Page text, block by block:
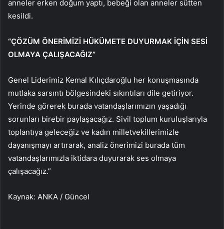
anneler erken doğum yaptı, bebeği olan anneler sütten
kesildi.
“ÇÖZÜM ÖNERİMİZİ HÜKÜMETE DUYURMAK İÇİN SESİ
OLMAYA ÇALIŞACAĞIZ”
Genel Liderimiz Kemal Kılıçdaroğlu her konuşmasında
mutlaka sarsıntı bölgesindeki sıkıntıları dile getiriyor.
Yerinde görerek burada vatandaşlarımızın yaşadığı
sorunları birebir paylaşacağız. Sivil toplum kuruluşlarıyla
toplantıya geleceğiz ve kadın milletvekillerimizle
dayanışmayı artırarak, analiz önerimizi burada tüm
vatandaşlarımızla iktidara duyurarak ses olmaya
çalışacağız.”
Kaynak: ANKA / Güncel